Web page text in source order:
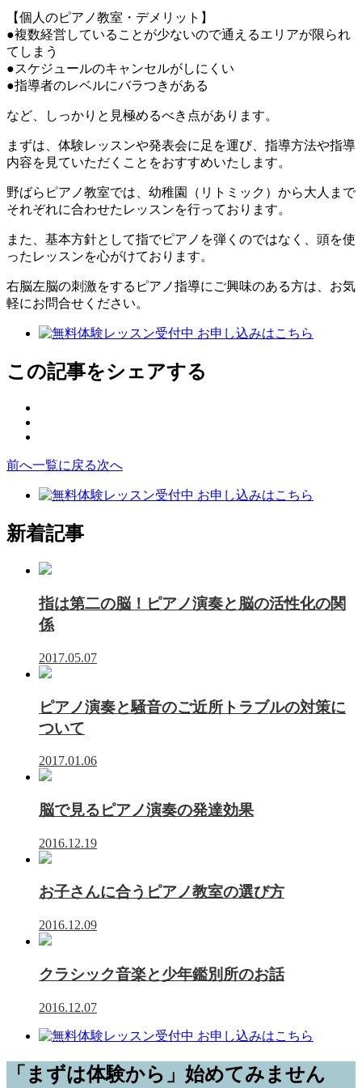
【個人のピアノ教室・デメリット】
●複数経営していることが少ないので通えるエリアが限られ
てしまう
●スケジュールのキャンセルがしにくい
●指導者のレベルにバラつきがある
など、しっかりと見極めるべき点があります。
まずは、体験レッスンや発表会に足を運び、指導方法や指導
内容を見ていただくことをおすすめいたします。
野ばらピアノ教室では、幼稚園（リトミック）から大人まで
それぞれに合わせたレッスンを行っております。
また、基本方針として指でピアノを弾くのではなく、頭を使
ったレッスンを心がけております。
右脳左脳の刺激をするピアノ指導にご興味のある方は、お気
軽にお問合せください。
この記事をシェアする
ェ
ア
ボ
ン
ェ
ア
ボ
タ
ン
シ
ェ
ア
タ
前へ一覧に戻る次へ
新着記事
指は第二の脳！ピアノ演奏と脳の活性化の関
係
2017.05.07
ピアノ演奏と騒音のご近所トラブルの対策に
ついて
2017.01.06
脳で見るピアノ演奏の発達効果
2016.12.19
お子さんに合うピアノ教室の選び方
2016.12.09
クラシック音楽と少年鑑別所のお話
2016.12.07
「まずは体験から」始めてみません